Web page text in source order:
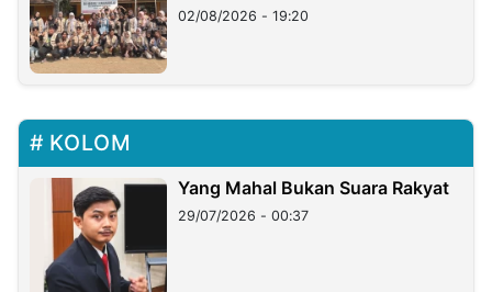
02/08/2026 - 19:20
KOLOM
Yang Mahal Bukan Suara Rakyat
29/07/2026 - 00:37